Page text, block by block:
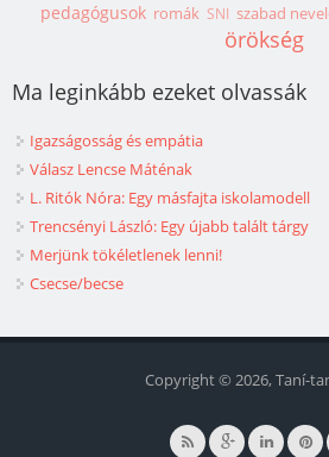
pedagógusok romák SNI szabad
örökség
Ma leginkább ezeket olvassák
Igazságosság és empátia
Válasz Lencse Máténak
L. Ritók Nóra: Egy másfajta iskolamodell
Trencsényi László: Egy újabb talált tárgy
Merjünk tökéletlenek lenni!
Csecse/becse
Copyright © 2026, Taní-